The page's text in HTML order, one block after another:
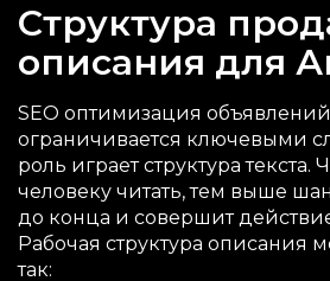
Структура
описания для
SEO оптимизация
ограничивается ключевыми
роль играет структура
человеку читать, тем выше
до конца и совершит
Рабочая структура описания
так: